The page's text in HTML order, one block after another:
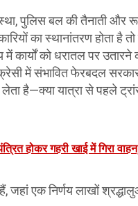
पुलिस बल की तैनाती
का स्थानांतरण होता है
कार्यों को धरातल पर उतारने
में संभावित फेरबदल
है—क्या यात्रा से पहले
होकर गहरी खाई में गिरा
एक निर्णय लाखों